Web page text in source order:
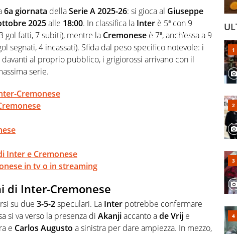
F1, Motomondiale ma anche tennis, volley, basket: su
appassionati sanno che troveranno sempre copertura
La squadra di Virgilio Sport è formata da giornalisti ed
nel gioco di rimessa quando intercettano le notizie e le
sia nella costruzione dal basso quando creano contenuti
6a giornata dellaSerie A 2025-26: si gioca al Giuseppe
2025alle 18:00. In classifica la Inter è 5ª con 9
gol fatti, 7 subiti), mentre la Cremonese è 7ª, anch’essa a 9
segnati, 4 incassati). Sfida dal peso specifico notevole: i
al proprio pubblico, i grigiorossi arrivano con il
serie.
Cremonese
Inter e Cremonese
in tv o in streaming
di Inter-Cremonese
su due 3-5-2speculari. La Inter potrebbe confermare
si va verso la presenza di Akanjiaccanto ade Vrij e
e Carlos Augusto a sinistra per dare ampiezza. In mezzo,